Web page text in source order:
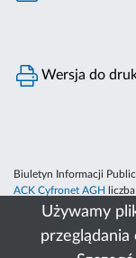
Używamy
Wersja do
Biuletyn Informacji
ACK Cyfronet AGH